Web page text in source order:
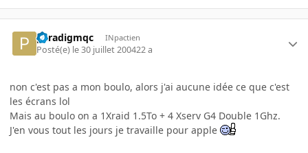
paradigmqc INpactien
Posté(e) le 30 juillet 200422 a
non c'est pas a mon boulo, alors j'ai aucune idée ce que c'est
les écrans lol
Mais au boulo on a 1Xraid 1.5To + 4 Xserv G4 Double 1Ghz.
J'en vous tout les jours je travaille pour apple